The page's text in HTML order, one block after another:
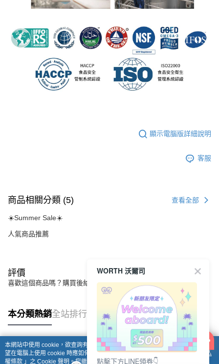
顯示電腦版詳細說明
客服
商品相關分類 (5) 查看全部
☀️Summer Sale☀️
人氣商品推薦
評價
喜歡這個商品嗎？購買後給他一個好評吧
本分類熱銷全站排行
熱門標籤
本網站中使用 cookie，欲查詢有關本網站使用 cookie 方式之詳情，及若您不希
望在電腦上使用 cookie 時應如何變更電腦的 cookie 設定，請參閱本網站「
隱私
權條款 」之 Cookie 聲明。您繼續使用本網站即表示您同意本公司得按本網站使
WORTH 沃爾司
點擊下方LINE領券👇